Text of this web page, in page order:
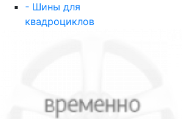
- Шины для
квадроциклов